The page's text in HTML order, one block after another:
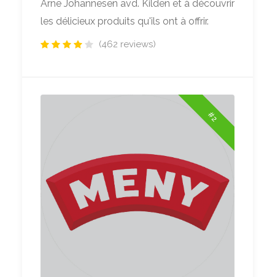
Arne Johannesen avd. Kilden et à découvrir
les délicieux produits qu'ils ont à offrir.
(462 reviews)
#2